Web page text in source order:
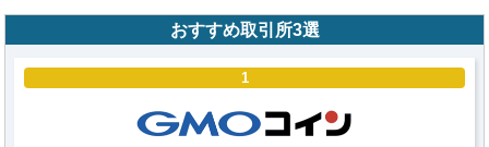
おすすめ取引所3選
1